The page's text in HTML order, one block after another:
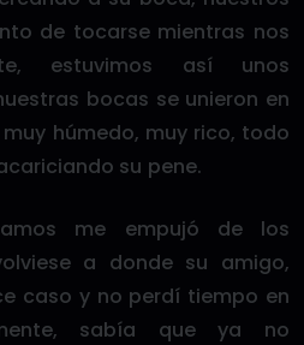
de tocarse mientras nos
estuvimos así unos
bocas se unieron en
húmedo, muy rico, todo
su pene.
me empujó de los
a donde su amigo,
caso y no perdí tiempo en
sabía que ya no